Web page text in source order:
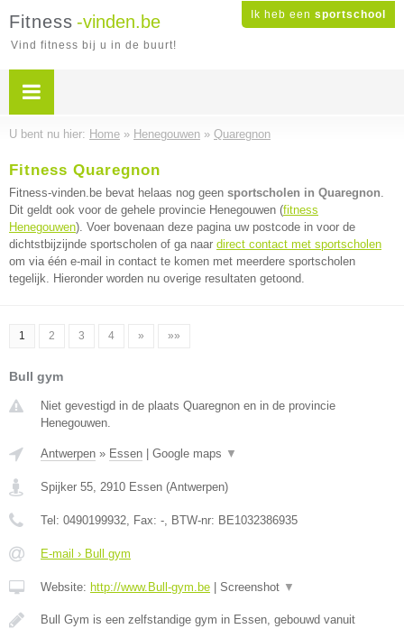
Ik heb een sportschool
Fitness -vinden.be
Vind fitness bij u in de buurt!
U bent nu hier: Home » Henegouwen » Quaregnon
Fitness Quaregnon
Fitness-vinden.be bevat helaas nog geen sportscholen in Quaregnon.
Dit geldt ook voor de gehele provincie Henegouwen (fitness
Henegouwen). Voer bovenaan deze pagina uw postcode in voor de
dichtstbijzijnde sportscholen of ga naar direct contact met sportscholen
om via één e-mail in contact te komen met meerdere sportscholen
tegelijk. Hieronder worden nu overige resultaten getoond.
1 2 3 4 » »»
Bull gym
Niet gevestigd in de plaats Quaregnon en in de provincie
Henegouwen.
Antwerpen » Essen Google maps ▼
Spijker 55, 2910 Essen (Antwerpen)
Tel: 0490199932, Fax: -, BTW-nr: BE1032386935
E-mail › Bull gym
Website: http://www.Bull-gym.be Screenshot ▼
Bull Gym is een zelfstandige gym in Essen, gebouwd vanuit